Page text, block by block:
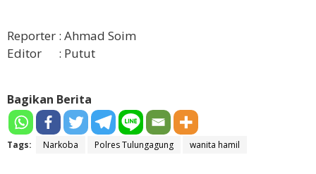
Reporter : Ahmad Soim
Editor : Putut
Bagikan Berita
Tags: Narkoba Polres Tulungagung wanita hamil